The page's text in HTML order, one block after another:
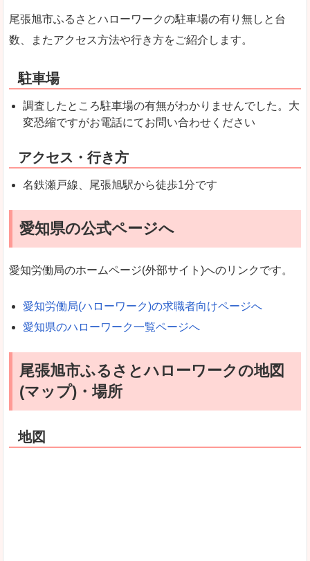
尾張旭市ふるさとハローワークの駐車場の有り無しと台
数、またアクセス方法や行き方をご紹介します。
駐車場
調査したところ駐車場の有無がわかりませんでした。大
変恐縮ですがお電話にてお問い合わせください
アクセス・行き方
名鉄瀬戸線、尾張旭駅から徒歩1分です
愛知県の公式ページへ
愛知労働局のホームページ(外部サイト)へのリンクです。
愛知労働局(ハローワーク)の求職者向けページへ
愛知県のハローワーク一覧ページへ
尾張旭市ふるさとハローワークの地図
(マップ)・場所
地図